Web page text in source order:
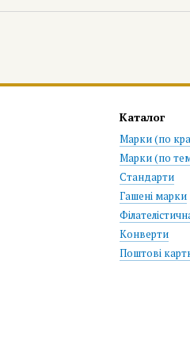
Каталог
Марки (по
Марки (по
Стандарти
Гашені марки
Конверти
Поштові